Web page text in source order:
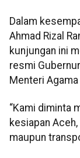
Dalam
Ahmad Rizal
kunjungan ini
resmi
Menteri Agama
“Kami diminta
kesiapan
maupun